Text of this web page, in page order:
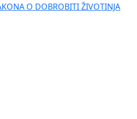
O DOBROBITI ŽIVOTINJA